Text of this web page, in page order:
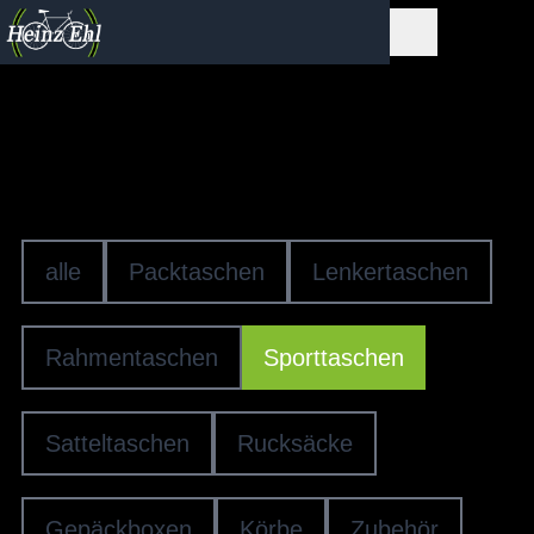
alle Packtaschen Lenkertaschen
Rahmentaschen Sporttaschen
Satteltaschen Rucksäcke